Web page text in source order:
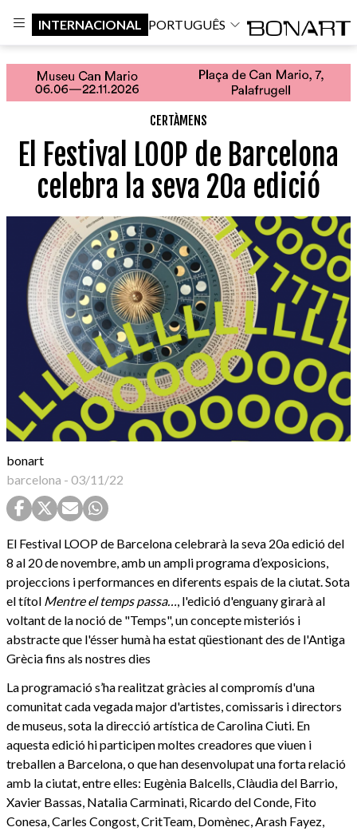
INTERNACIONAL PORTUGUÊS
CERTÀMENS
El Festival LOOP de Barcelona
celebra la seva 20a edició
bonart
barcelona - 03/11/22
El Festival LOOP de Barcelona celebrarà la seva 20a edició del
8 al 20 de novembre, amb un ampli programa d’exposicions,
projeccions i performances en diferents espais de la ciutat. Sota
el títol Mentre el temps passa…
, l'edició d'enguany girarà al
voltant de la noció de "Temps", un concepte misteriós i
abstracte que l'ésser humà ha estat qüestionant des de l'Antiga
Grècia fins als nostres dies
La programació s’ha realitzat gràcies al compromís d'una
comunitat cada vegada major d'artistes, comissaris i directors
de museus, sota la direcció artística de Carolina Ciuti. En
aquesta edició hi participen moltes creadores que viuen i
treballen a Barcelona, o que han desenvolupat una forta relació
amb la ciutat, entre elles: Eugènia Balcells, Clàudia del Barrio,
Xavier Bassas, Natalia Carminati, Ricardo del Conde, Fito
Conesa, Carles Congost, CritTeam, Domènec, Arash Fayez,